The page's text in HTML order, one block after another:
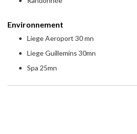
Environnement
Liege Aeroport 30 mn
Liege Guillemins 30mn
Spa 25mn